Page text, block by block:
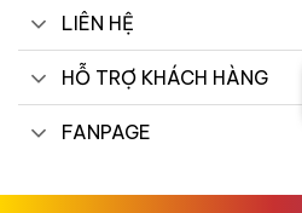
nhẹ như nước, sau đó tiệp lại
mềm mại và không gây nặng môi.
Giữ màu lâu trôi: Nhờ công
môi tốt, ít lem trôi khi ăn uống
Cấp ẩm và dưỡng môi: Thành
khô căng sau nhiều giờ sử dụng.
LIÊN HỆ
HỖ TRỢ KHÁCH HÀNG
FANPAGE